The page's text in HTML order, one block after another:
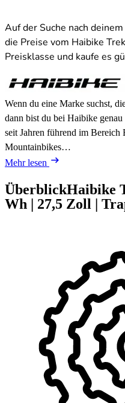
Auf der Suche nach
die Preise vom Haibike
Preisklasse und kaufe es
Wenn du eine Marke suchst,
dann bist du bei Haibike
seit Jahren führend im
Mountainbikes…
Mehr lesen
ÜberblickHaibike
Wh | 27,5 Zoll |